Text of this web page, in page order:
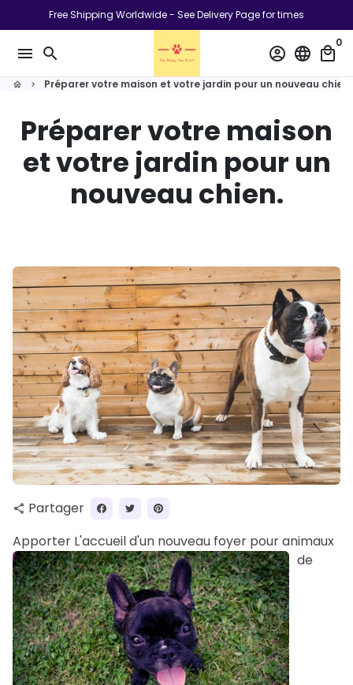
au
contenu
Free Shipping Worldwide - See Delivery Page for times
menu search account_circle language local_mall
0
home keyboard_arrow_right Préparer votre maison et votre jardin pour un nouveau chien.
Préparer votre maison
et votre jardin pour un
nouveau chien.
share Partager
Apporter L'accueil d'un nouveau foyer pour animaux
de